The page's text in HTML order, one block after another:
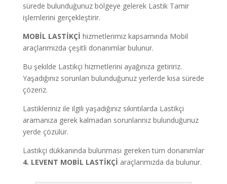
sürede bulunduğunuz bölgeye gelerek Lastik Tamir
işlemlerini gerçekleştirir.
MOBİL LASTİKÇİ hizmetlerimiz kapsamında Mobil
araçlarımızda çeşitli donanımlar bulunur.
Bu şekilde Lastikçi hizmetlerini ayağınıza getiririz.
Yaşadığınız sorunları bulunduğunuz yerlerde kısa sürede
çözeriz.
Lastikleriniz ile ilgili yaşadığınız sıkıntılarda Lastikçi
aramanıza gerek kalmadan sorunlarınız bulunduğunuz
yerde çözülür.
Lastikçi dükkanında bulunması gereken tüm donanımlar
4. LEVENT MOBİL LASTİKÇİ araçlarımızda da bulunur.